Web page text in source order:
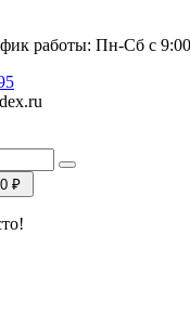
работы: Пн-Сб с
₽